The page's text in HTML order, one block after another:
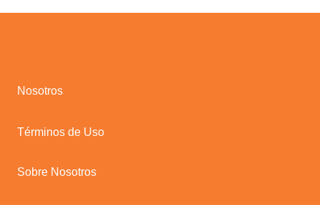
Nosotros
Términos de Uso
Sobre Nosotros